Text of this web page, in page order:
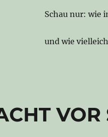
Schau nur: wie
und wie
VOR